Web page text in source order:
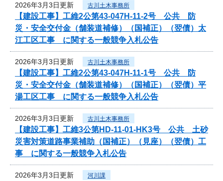
2026年3月3日更新 古川土木事務所
【建設工事】工維2公第43-047H-11-2号 公共 防
災・安全交付金（舗装道補修）（国補正）（翌債）太
江工区工事 に関する一般競争入札公告
2026年3月3日更新 古川土木事務所
【建設工事】工維2公第43-047H-11-1号 公共 防
災・安全交付金（舗装道補修）（国補正）（翌債）平
湯工区工事 に関する一般競争入札公告
2026年3月3日更新 古川土木事務所
【建設工事】工維3公第HD-11-01-HK3号 公共 土砂
災害対策道路事業補助（国補正）（見座）（翌債）工
事 に関する一般競争入札公告
2026年3月3日更新 河川課